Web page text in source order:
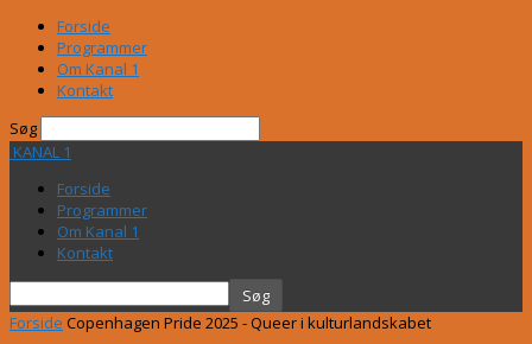
Forside
Programmer
Om Kanal 1
Kontakt
Søg
KANAL 1
Forside
Programmer
Om Kanal 1
Kontakt
Forside Copenhagen Pride 2025 - Queer i kulturlandskabet